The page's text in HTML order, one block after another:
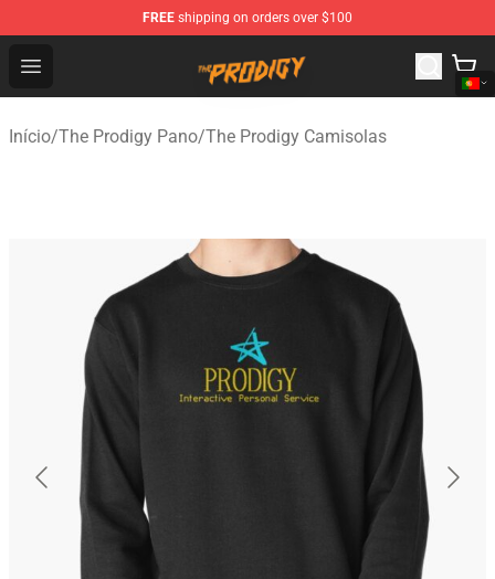
FREE shipping on orders over $100
Open menu
The Prodigy Store - Official The Prodigy Merchandise
Início/The Prodigy Pano/The Prodigy Camisolas